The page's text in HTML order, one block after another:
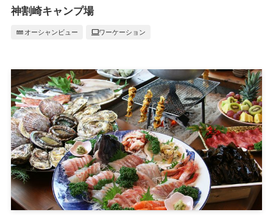
神割崎キャンプ場
water オーシャンビュー computerワーケーション